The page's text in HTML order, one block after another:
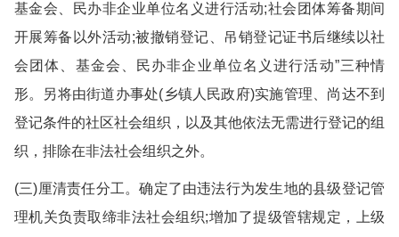
基金会、民办非企业单位名义进行活动;社会团体筹备期间
开展筹备以外活动;被撤销登记、吊销登记证书后继续以社
会团体、基金会、民办非企业单位名义进行活动”三种情
形。另将由街道办事处(乡镇人民政府)实施管理、尚达不到
登记条件的社区社会组织，以及其他依法无需进行登记的组
织，排除在非法社会组织之外。
(三)厘清责任分工。确定了由违法行为发生地的县级登记管
理机关负责取缔非法社会组织;增加了提级管辖规定，上级